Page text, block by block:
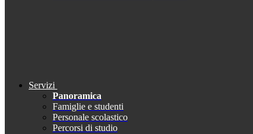
Servizi
Panoramica
Famiglie e studenti
Personale scolastico
Percorsi di studio